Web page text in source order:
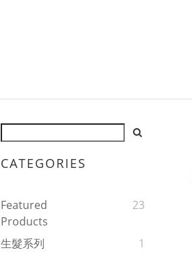
CATEGORIES
Featured
Products
23
生髮系列
1